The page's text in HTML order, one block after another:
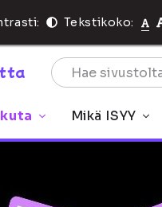
Tekstikoko:
Mikä ISYY